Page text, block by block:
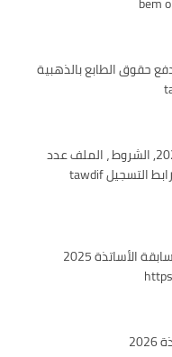
حقوق الطابع بالذهبية
مسابقة الاداريين 2026, الشروط ، الملف عدد
المناصب لكل رتبة ورابط التسجيل tawdif
رابط التسجيل في مسابقة الأساتذة 2025
نتائج مسابقة الاساتذة 2026